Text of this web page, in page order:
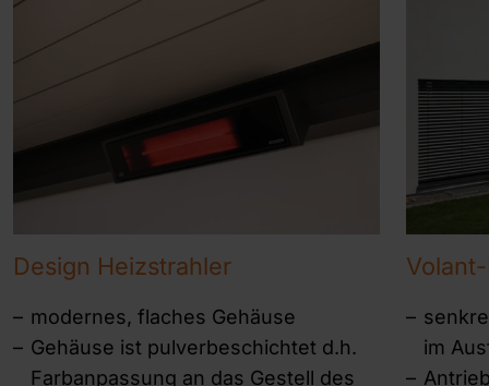
Design Heizstrahler
modernes, flaches Gehäuse
Gehäuse ist pulverbeschichtet d.h.
Farbanpassung an das Gestell des
im